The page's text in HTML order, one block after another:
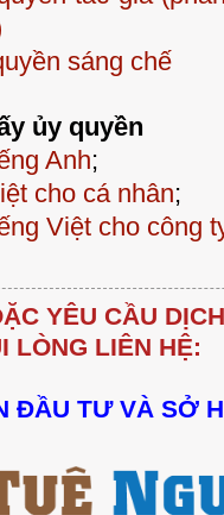
sáng chế
ủy quyền
Anh;
cho cá nhân;
Việt cho công
YÊU CẦU
LÒNG LIÊN HỆ:
ĐẦU TƯ VÀ SỞ